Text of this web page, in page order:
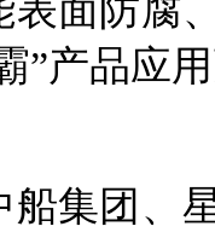
表面防腐
”产品应
船集团、